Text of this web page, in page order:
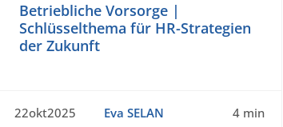
Betriebliche Vorsorge |
Schlüsselthema für HR-Strategien
der Zukunft
22okt2025 Eva SELAN 4 min